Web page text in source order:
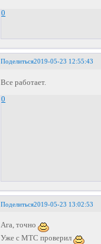
0
Поделиться2019-05-23 12:55:43
Все работает.
0
Поделиться2019-05-23 13:02:53
Ага, точно
Уже с МТС проверил